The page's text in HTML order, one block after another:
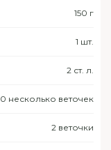
150 г
1 шт.
2 ст. л.
0 несколько веточек
2 веточки